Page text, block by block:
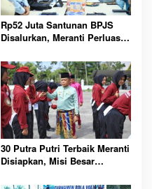
Rp52 Juta Santunan BPJS
Disalurkan, Meranti Perluas
30 Putra Putri Terbaik Meranti
Disiapkan, Misi Besar